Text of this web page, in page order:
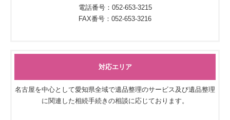
電話番号：052-653-3215
FAX番号：052-653-3216
対応エリア
名古屋を中心として愛知県全域で遺品整理のサービス及び遺品整理
に関連した相続手続きの相談に応じております。